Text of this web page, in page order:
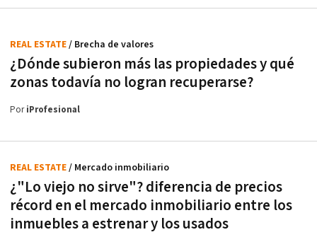
¿Dónde subieron más las propiedades y qué
zonas todavía no logran recuperarse?
REAL ESTATE/ Brecha de valores
PoriProfesional
¿"Lo viejo no sirve"? diferencia de precios
récord en el mercado inmobiliario entre los
inmuebles a estrenar y los usados
REAL ESTATE/ Mercado inmobiliario